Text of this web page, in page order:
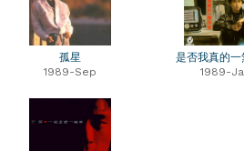
孤星
1989-Sep
是否我真的一
1989-